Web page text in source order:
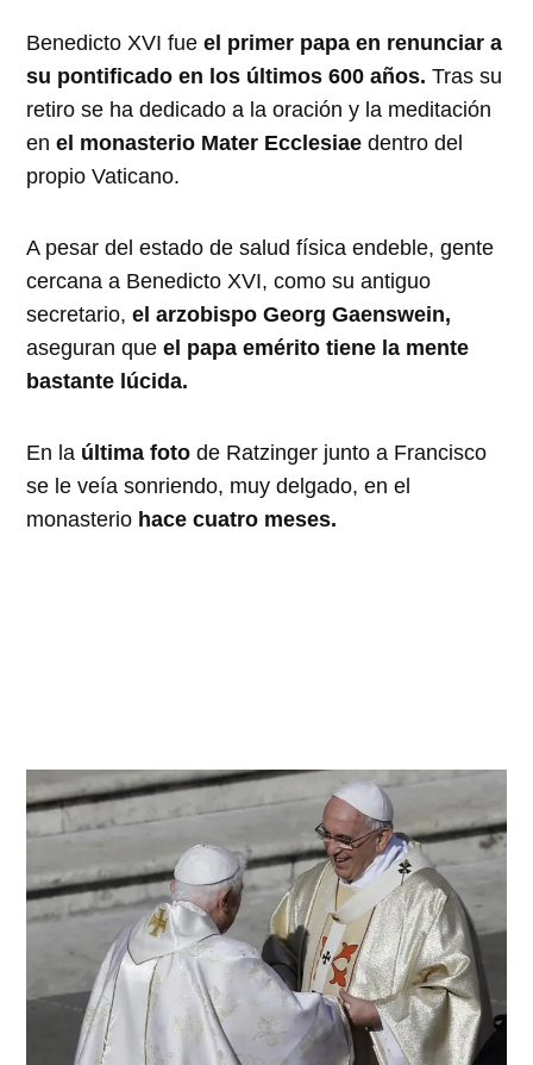
Benedicto XVI fueel primer papa en renunciar a
su pontificado en los últimos 600 años.Tras su
retiro se ha dedicado a la oración y la meditación
enel monasterio Mater Ecclesiae dentro del
propio Vaticano.
A pesar del estado de salud física endeble, gente
cercana a Benedicto XVI, como su antiguo
secretario,el arzobispo Georg Gaenswein,
aseguran queel papa emérito tiene la mente
bastante lúcida.
En la última foto de Ratzinger junto a Francisco
se le veía sonriendo, muy delgado, en el
monasterio hace cuatro meses.